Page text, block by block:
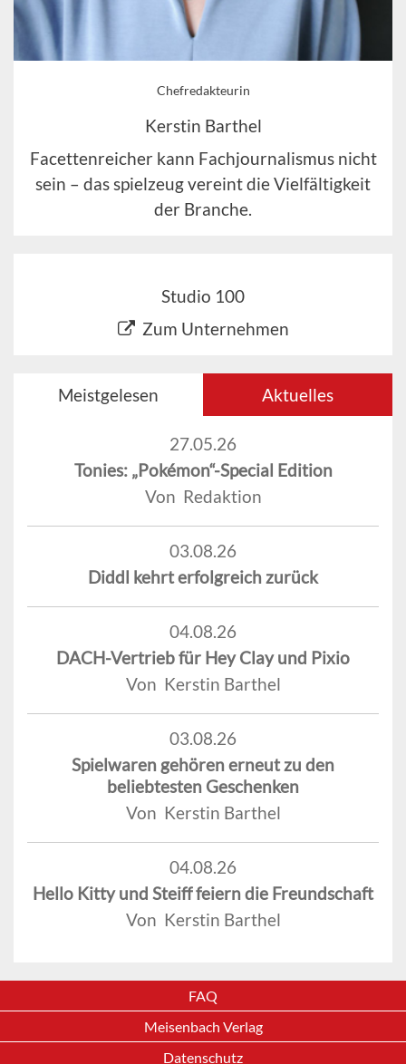
Chefredakteurin
Kerstin Barthel
Facettenreicher kann Fachjournalismus nicht
sein – das spielzeug vereint die Vielfältigkeit
der Branche.
Studio 100
Zum Unternehmen
Meistgelesen Aktuelles
27.05.26
Tonies: „Pokémon“-Special Edition
Von Redaktion
03.08.26
Diddl kehrt erfolgreich zurück
04.08.26
DACH-Vertrieb für Hey Clay und Pixio
Von Kerstin Barthel
03.08.26
Spielwaren gehören erneut zu den
beliebtesten Geschenken
Von Kerstin Barthel
04.08.26
Hello Kitty und Steiff feiern die Freundschaft
Von Kerstin Barthel
FAQ
Meisenbach Verlag
Datenschutz